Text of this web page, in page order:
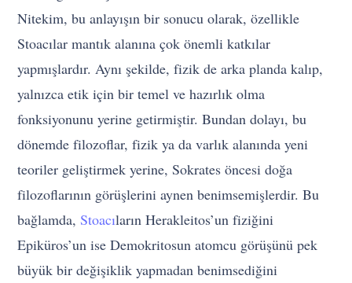
Nitekim, bu anlayışın bir sonucu olarak, özellikle
Stoacılar mantık alanına çok önemli katkılar
yapmışlardır. Aynı şekilde, fizik de arka planda kalıp,
yalnızca etik için bir temel ve hazırlık olma
fonksiyonunu yerine getirmiştir. Bundan dolayı, bu
dönemde filozoflar, fizik ya da varlık alanında yeni
teoriler geliştirmek yerine, Sokrates öncesi doğa
filozoflarının görüşlerini aynen benimsemişlerdir. Bu
bağlamda, Stoacıların Herakleitos’un fiziği­ni
Epiküros’un ise Demokritosun atomcu görüşünü pek
büyük bir değişiklik yapmadan benimsediğini